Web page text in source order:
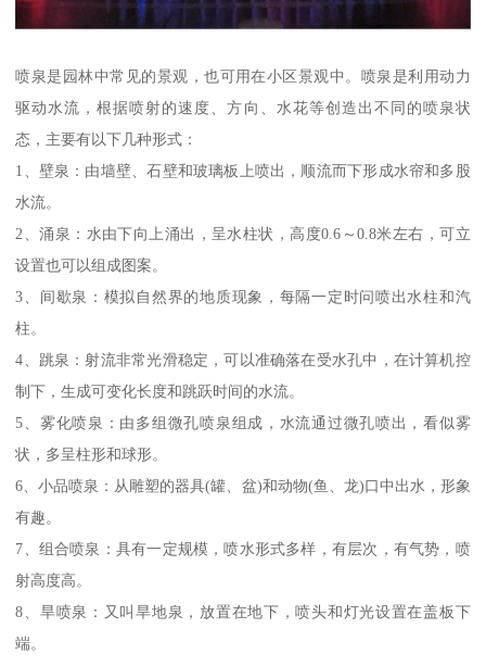
喷泉是园林中常见的景观，也可用在小区景观中。喷泉是利用动力
驱动水流，根据喷射的速度、方向、水花等创造出不同的喷泉状
态，主要有以下几种形式：
1、壁泉：由墙壁、石壁和玻璃板上喷出，顺流而下形成水帘和多股
水流。
2、涌泉：水由下向上涌出，呈水柱状，高度0.6～0.8米左右，可立
设置也可以组成图案。
3、间歇泉：模拟自然界的地质现象，每隔一定时问喷出水柱和汽
柱。
4、跳泉：射流非常光滑稳定，可以准确落在受水孔中，在计算机控
制下，生成可变化长度和跳跃时间的水流。
5、雾化喷泉：由多组微孔喷泉组成，水流通过微孔喷出，看似雾
状，多呈柱形和球形。
6、小品喷泉：从雕塑的器具(罐、盆)和动物(鱼、龙)口中出水，形象
有趣。
7、组合喷泉：具有一定规模，喷水形式多样，有层次，有气势，喷
射高度高。
8、旱喷泉：又叫旱地泉，放置在地下，喷头和灯光设置在盖板下
端。